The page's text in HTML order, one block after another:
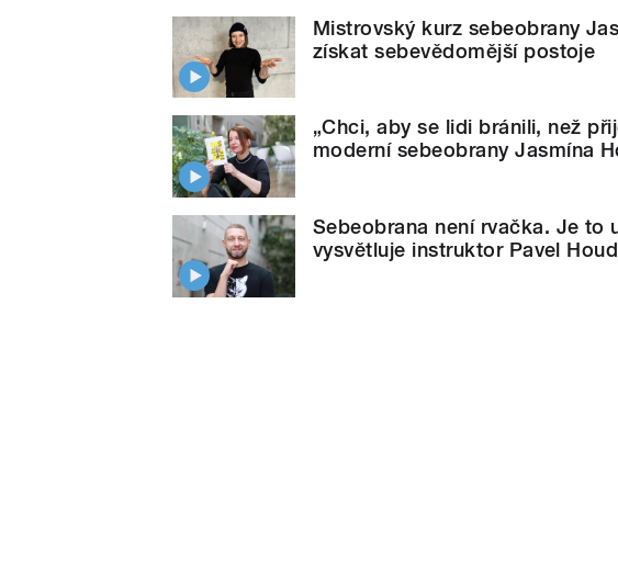
Mistrovský kurz sebeobrany
získat sebevědomější postoje
„Chci, aby se lidi bránili, než
moderní sebeobrany Jasmína
Sebeobrana není rvačka. Je to
vysvětluje instruktor Pavel